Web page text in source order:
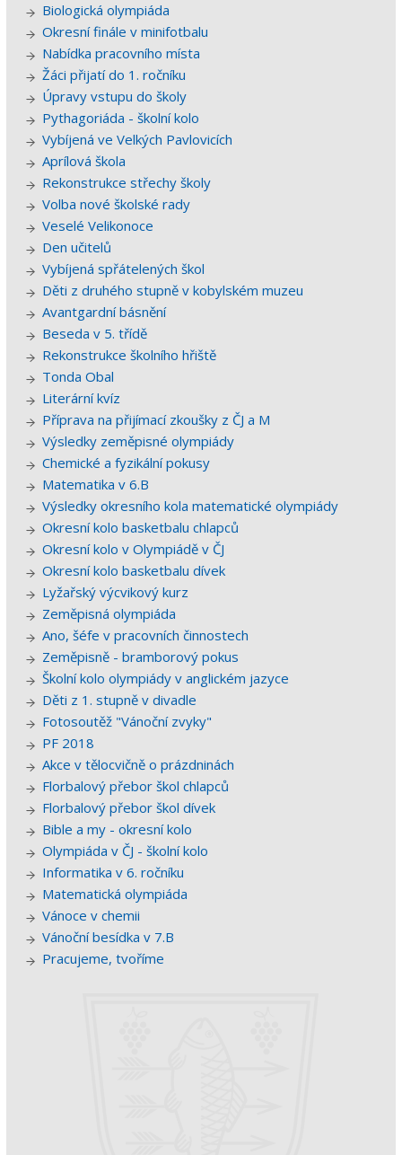
Biologická olympiáda
Okresní finále v minifotbalu
Nabídka pracovního místa
Žáci přijatí do 1. ročníku
Úpravy vstupu do školy
Pythagoriáda - školní kolo
Vybíjená ve Velkých Pavlovicích
Aprílová škola
Rekonstrukce střechy školy
Volba nové školské rady
Veselé Velikonoce
Den učitelů
Vybíjená spřátelených škol
Děti z druhého stupně v kobylském muzeu
Avantgardní básnění
Beseda v 5. třídě
Rekonstrukce školního hřiště
Tonda Obal
Literární kvíz
Příprava na přijímací zkoušky z ČJ a M
Výsledky zeměpisné olympiády
Chemické a fyzikální pokusy
Matematika v 6.B
Výsledky okresního kola matematické olympiády
Okresní kolo basketbalu chlapců
Okresní kolo v Olympiádě v ČJ
Okresní kolo basketbalu dívek
Lyžařský výcvikový kurz
Zeměpisná olympiáda
Ano, šéfe v pracovních činnostech
Zeměpisně - bramborový pokus
Školní kolo olympiády v anglickém jazyce
Děti z 1. stupně v divadle
Fotosoutěž "Vánoční zvyky"
PF 2018
Akce v tělocvičně o prázdninách
Florbalový přebor škol chlapců
Florbalový přebor škol dívek
Bible a my - okresní kolo
Olympiáda v ČJ - školní kolo
Informatika v 6. ročníku
Matematická olympiáda
Vánoce v chemii
Vánoční besídka v 7.B
Pracujeme, tvoříme